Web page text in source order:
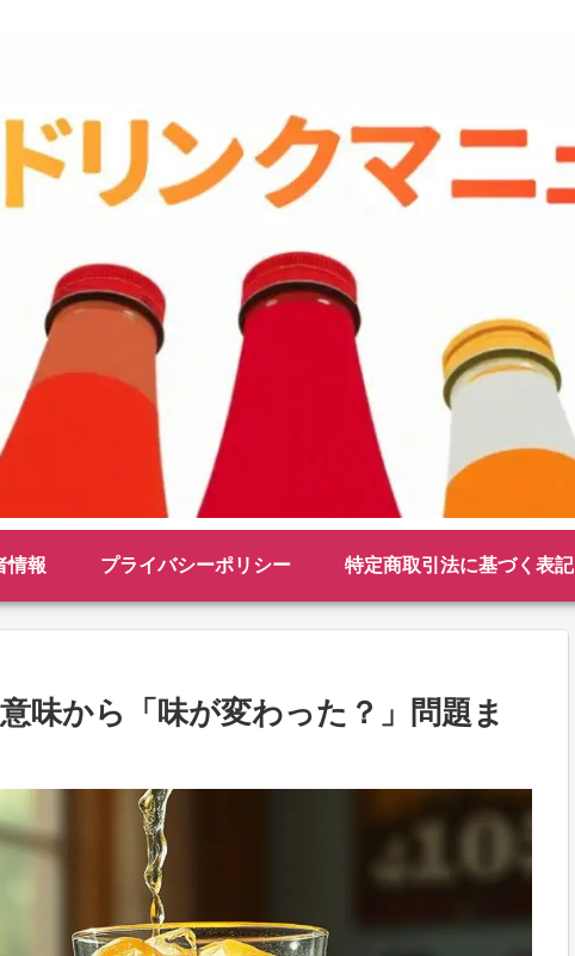
情報 プライバシーポリシー 特定商取引法に基づく表記
味から「味が変わった？」問題ま